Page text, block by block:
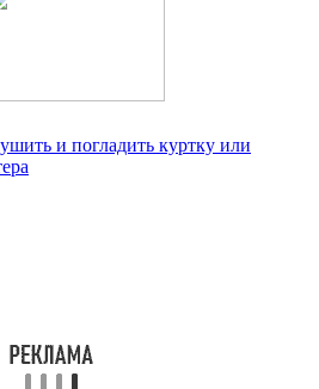
и погладить куртку или